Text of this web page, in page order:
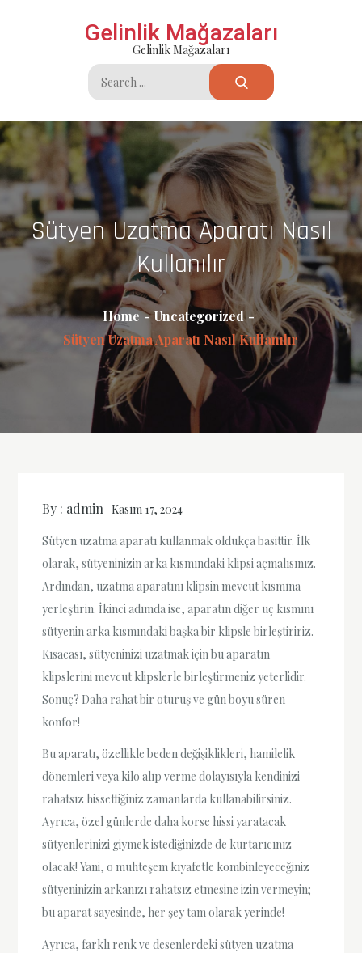
Gelinlik Mağazaları
Gelinlik Mağazaları
Search
for:
Sütyen Uzatma Aparatı Nasıl
Kullanılır
Home
Uncategorized
Sütyen Uzatma Aparatı Nasıl Kullanılır
By : admin Kasım 17, 2024
Sütyen uzatma aparatı kullanmak oldukça basittir. İlk
olarak, sütyeninizin arka kısmındaki klipsi açmalısınız.
Ardından, uzatma aparatını klipsin mevcut kısmına
yerleştirin. İkinci adımda ise, aparatın diğer uç kısmını
sütyenin arka kısmındaki başka bir klipsle birleştiririz.
Kısacası, sütyeninizi uzatmak için bu aparatın
klipslerini mevcut klipslerle birleştirmeniz yeterlidir.
Sonuç? Daha rahat bir oturuş ve gün boyu süren
konfor!
Bu aparatı, özellikle beden değişiklikleri, hamilelik
dönemleri veya kilo alıp verme dolayısıyla kendinizi
rahatsız hissettiğiniz zamanlarda kullanabilirsiniz.
Ayrıca, özel günlerde daha korse hissi yaratacak
sütyenlerinizi giymek istediğinizde de kurtarıcınız
olacak! Yani, o muhteşem kıyafetle kombinleyeceğiniz
sütyeninizin arkanızı rahatsız etmesine izin vermeyin;
bu aparat sayesinde, her şey tam olarak yerinde!
Ayrıca, farklı renk ve desenlerdeki sütyen uzatma